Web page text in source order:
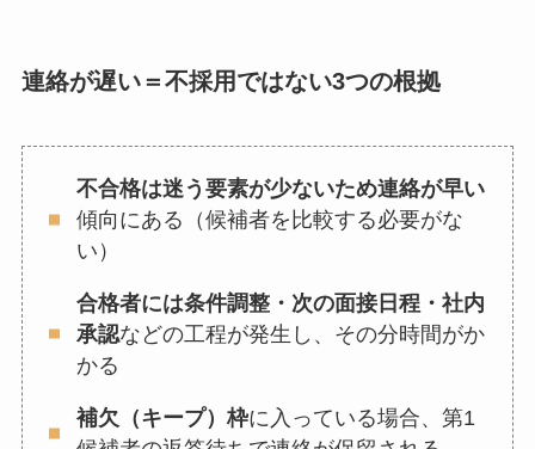
連絡が遅い＝不採用ではない3つの根拠
不合格は迷う要素が少ないため連絡が早い
傾向にある（候補者を比較する必要がな
い）
合格者には条件調整・次の面接日程・社内
承認などの工程が発生し、その分時間がか
かる
補欠（キープ）枠に入っている場合、第1